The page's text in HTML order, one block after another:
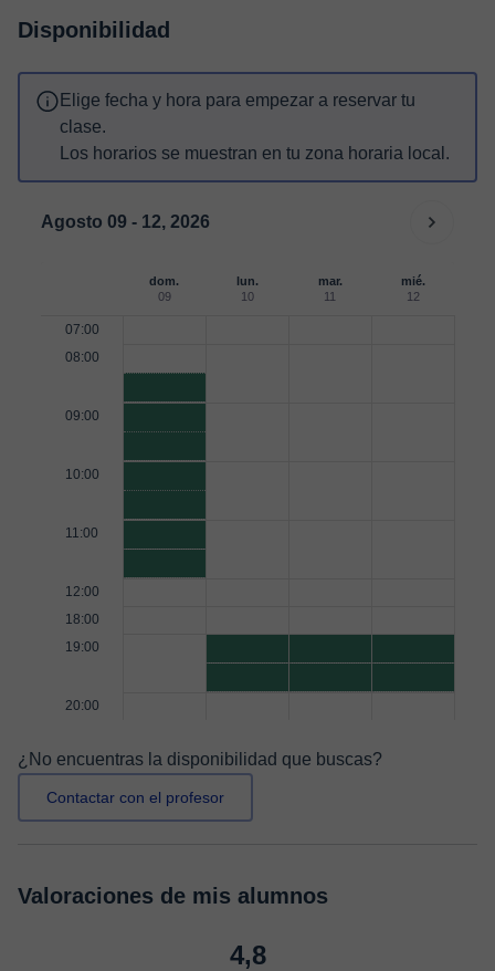
Disponibilidad
Elige fecha y hora para empezar a reservar tu
clase.
Los horarios se muestran en tu zona horaria local.
Agosto 09 - 12, 2026
dom.
09
lun.
10
mar.
11
mié.
12
07:00
08:00
09:00
10:00
11:00
12:00
18:00
19:00
20:00
¿No encuentras la disponibilidad que buscas?
Contactar con el profesor
Valoraciones de mis alumnos
4,8